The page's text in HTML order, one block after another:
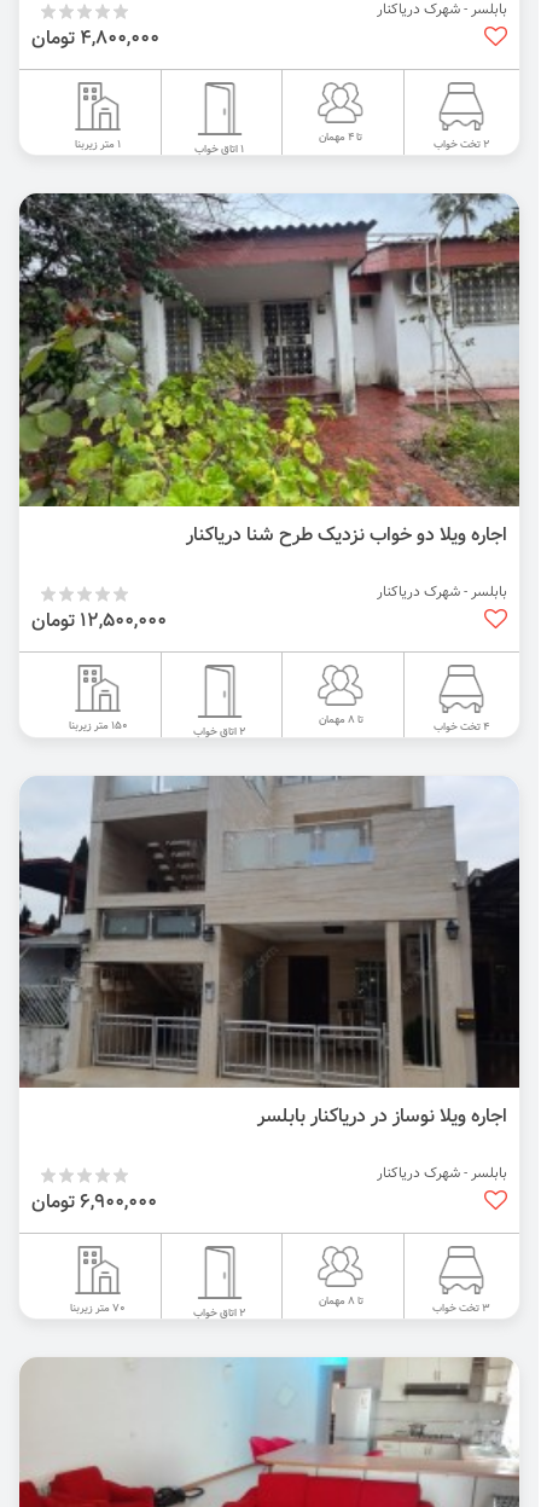
بابلسر - شهرک دریاکنار
4,800,000 تومان
2 تخت خواب تا 4 مهمان
1 اتاق خواب 1 متر زیربنا
اجاره ویلا دو خواب نزدیک طرح شنا دریاکنار
بابلسر - شهرک دریاکنار
12,500,000 تومان
4 تخت خواب تا 8 مهمان
2 اتاق خواب 150 متر زیربنا
اجاره ویلا نوساز در دریاکنار بابلسر
بابلسر - شهرک دریاکنار
6,900,000 تومان
3 تخت خواب تا 8 مهمان
2 اتاق خواب 70 متر زیربنا